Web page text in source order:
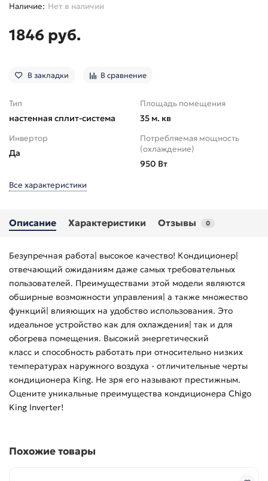
Нет в наличии
1846 руб.
В закладки В сравнение
Тип
настенная сплит-система
Площадь помещения
35 м. кв
Инвертор
Да
Потребляемая мощность
(охлаждение)
950 Вт
Все характеристики
Описание Характеристики Отзывы 0
Безупречная работа| высокое качество! Кондиционер|
отвечающий ожиданиям даже самых требовательных
пользователей. Преимуществами этой модели являются
обширные возможности управления| а также множество
функций| влияющих на удобство использования. Это
идеальное устройство как для охлаждения| так и для
обогрева помещения. Высокий энергетический
класс и способность работать при относительно низких
температурах наружного воздуха - отличительные черты
кондиционера King. Не зря его называют престижным.
Оцените уникальные преимущества кондиционера Chigo
King Inverter!
Похожие товары